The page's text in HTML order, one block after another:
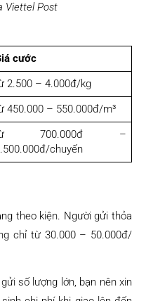
Viettel Post
cước
2.500 – 4.000đ/kg
450.000 – 550.000đ/m³
700.000đ –
chuyến
theo kiện. Người gửi thỏa
chỉ từ 30.000 – 50.000đ/
số lượng lớn, bạn nên xin